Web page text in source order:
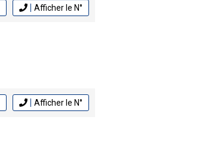
Afficher le N°
Afficher le N°